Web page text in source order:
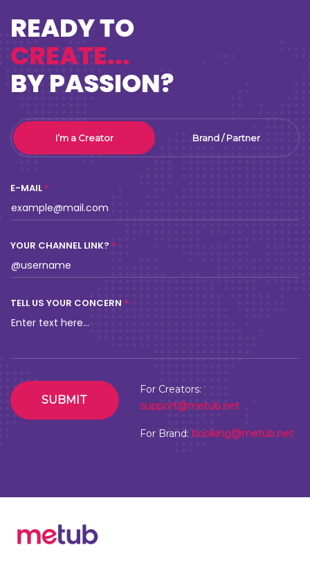
READY TO
CREATE...
BY PASSION?
I’m a Creator Brand / Partner
E-MAIL
YOUR CHANNEL LINK?
TELL US YOUR CONCERN
SUBMIT
For Creators:
support@metub.net
For Brand: booking@metub.net